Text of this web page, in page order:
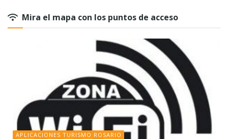
Mira el mapa con los puntos de acceso
APLICACIONES TURISMO ROSARIO